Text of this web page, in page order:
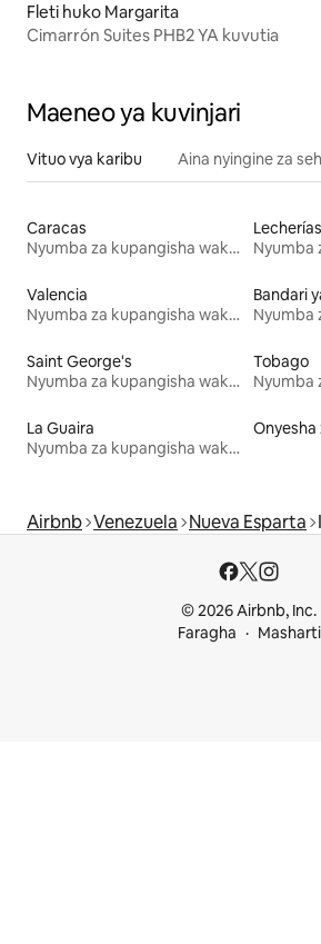
Fleti huko Margarita
Cimarrón Suites PHB2 YA kuvutia
Maeneo ya kuvinjari
Vituo vya karibu Aina nyingine za
Caracas
Nyumba za kupangisha wakati wa likizo
Lecherías
Valencia
Nyumba za kupangisha wakati wa likizo
Bandari
Saint George's
Nyumba za kupangisha wakati wa likizo
Tobago
La Guaira
Nyumba za kupangisha wakati wa likizo
Onyesha
Airbnb Venezuela Nueva Esparta
© 2026 Airbnb, Inc.
Faragha
Masharti